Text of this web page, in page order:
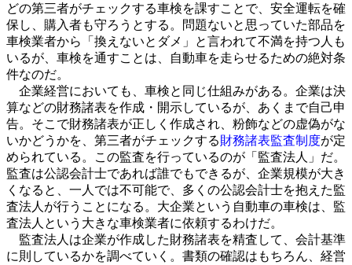
どの第三者がチェックする車検を課すことで、安全運転を確
保し、購入者も守ろうとする。問題ないと思っていた部品を
車検業者から「換えないとダメ」と言われて不満を持つ人も
いるが、車検を通すことは、自動車を走らせるための絶対条
件なのだ。
企業経営においても、車検と同じ仕組みがある。企業は決
算などの財務諸表を作成・開示しているが、あくまで自己申
告。そこで財務諸表が正しく作成され、粉飾などの虚偽がな
いかどうかを、第三者がチェックする財務諸表監査制度が定
められている。この監査を行っているのが「監査法人」だ。
監査は公認会計士であれば誰でもできるが、企業規模が大き
くなると、一人では不可能で、多くの公認会計士を抱えた監
査法人が行うことになる。大企業という自動車の車検は、監
査法人という大きな車検業者に依頼するわけだ。
監査法人は企業が作成した財務諸表を精査して、会計基準
に則しているかを調べていく。書類の確認はもちろん、経営